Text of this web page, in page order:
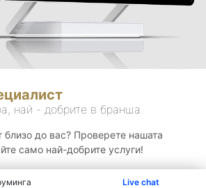
Live chat
най - добрите в бранша.
близо до вас? Проверете нашата
само най-добрите услуги!